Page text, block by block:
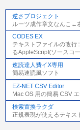
逆さプロジェクト
ルーツ成作章文なんこ←
CODES EX
テキストファイルの改行
るAppleScript(ソースコ
速読達人費イX専用
簡易速読風ソフト
EZ-NET CSV Editor
Mac OS 用の簡易 CSV
検索置換ラクダ
正規表現が使えるテキス